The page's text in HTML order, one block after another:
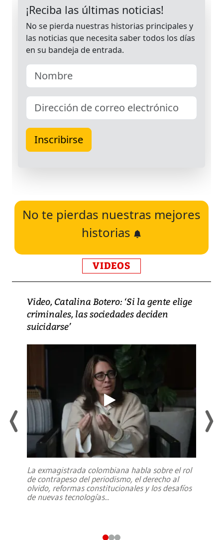
No te pierdas nuestras mejores
historias
VIDEOS
Video, Catalina Botero: ‘Si la gente elige
criminales, las sociedades deciden
suicidarse’
La exmagistrada colombiana habla sobre el rol
de contrapeso del periodismo, el derecho al
olvido, reformas constitucionales y los desafíos
de nuevas tecnologías...